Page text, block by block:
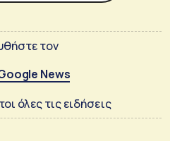
τον
News
όλες τις ειδήσεις